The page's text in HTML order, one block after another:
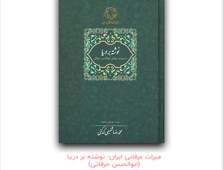
میراث عرفانی ایران- نوشته بر دریا
(ابوالحسن خرقانی)